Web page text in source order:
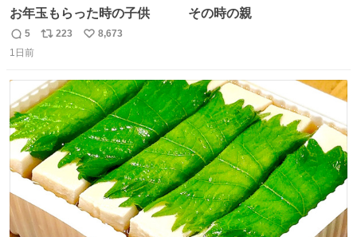
お年玉もらった時の子供 その時の親
返
信
5
リ
ト
数
223
い
数
8,673
1日前